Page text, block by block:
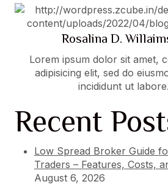
Rosalina D.
Lorem ipsum dolor sit amet,
adipisicing elit, sed do
incididunt ut labore.
Recent
Low Spread Broker Guide
Traders – Features, Costs,
August 6, 2026